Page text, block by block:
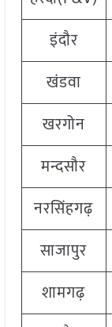
इंदौर
खंडवा
खरगोन
मन्दसौर
नरसिंहगढ़
साजापुर
शामगढ़